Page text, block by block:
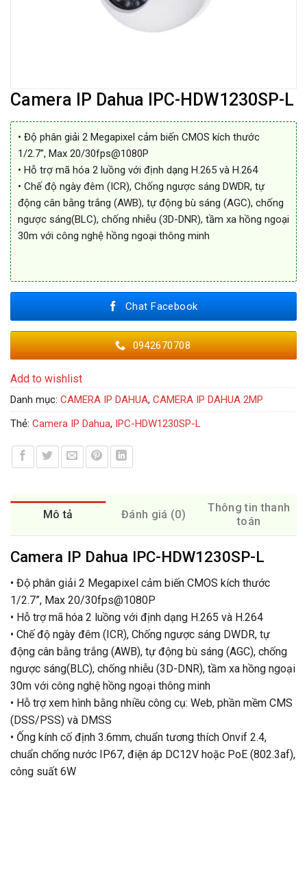
Camera IP Dahua IPC-HDW1230SP-L
• Độ phân giải 2 Megapixel cảm biến CMOS kích thước
1/2.7”, Max 20/30fps@1080P
• Hỗ trợ mã hóa 2 luồng với định dạng H.265 và H.264
• Chế độ ngày đêm (ICR), Chống ngược sáng DWDR, tự
động cân bằng trắng (AWB), tự động bù sáng (AGC), chống
ngược sáng(BLC), chống nhiễu (3D-DNR), tầm xa hồng ngoại
30m với công nghệ hồng ngoại thông minh
Chat Facebook
0942670708
Add to wishlist
Danh mục: CAMERA IP DAHUA, CAMERA IP DAHUA 2MP
Thẻ: Camera IP Dahua, IPC-HDW1230SP-L
Mô tả Đánh giá (0)
Thông tin thanh
toán
Camera IP Dahua IPC-HDW1230SP-L
• Độ phân giải 2 Megapixel cảm biến CMOS kích thước
1/2.7”, Max 20/30fps@1080P
• Hỗ trợ mã hóa 2 luồng với định dạng H.265 và H.264
• Chế độ ngày đêm (ICR), Chống ngược sáng DWDR, tự
động cân bằng trắng (AWB), tự động bù sáng (AGC), chống
ngược sáng(BLC), chống nhiễu (3D-DNR), tầm xa hồng ngoại
30m với công nghệ hồng ngoại thông minh
• Hỗ trợ xem hình bằng nhiều công cụ: Web, phần mềm CMS
(DSS/PSS) và DMSS
• Ống kính cố định 3.6mm, chuẩn tương thích Onvif 2.4,
chuẩn chống nước IP67, điện áp DC12V hoặc PoE (802.3af),
công suất 6W